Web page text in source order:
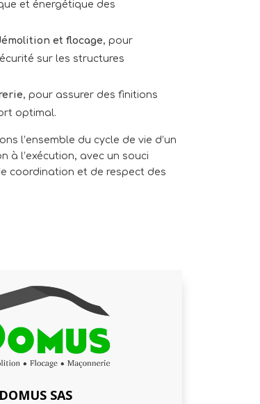
et énergétique des
et flocage, pour
sur les structures
, pour assurer des finitions
optimal.
l’ensemble du cycle de vie d’un
à l’exécution, avec un souci
coordination et de respect des
DOMUS SAS